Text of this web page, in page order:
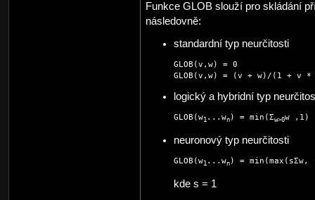
Funkce GLOB slouží pro skládání
následovně:
standardní typ neurčitosti
GLOB(v,w) = 0
GLOB(v,w) = (v + w)/(1 +
logický a hybridní typ
GLOB(w1 ...wn) = min(Σw>0w ,1)
neuronový typ neurčitosti
GLOB(w1...wn) =
kde s = 1